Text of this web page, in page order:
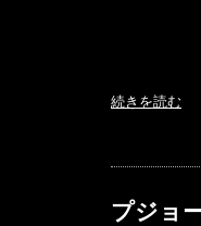
続きを読む
プジョ